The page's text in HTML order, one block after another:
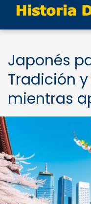
Japonés
Tradición
mientras